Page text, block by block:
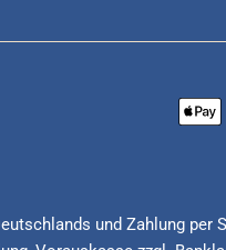
und Zahlung per